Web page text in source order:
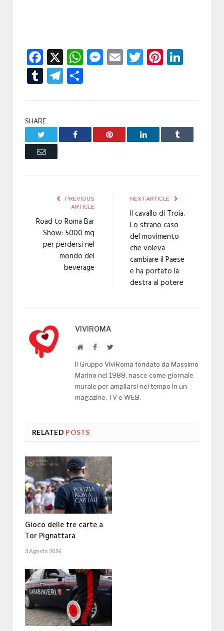
Facebook
X WhatsApp
Messenger
EmailTwitter
TumblrTelegram
SHARE.
Facebook Pinterest LinkedIn Tumblr
Email
PREVIOUS
ARTICLE
Road to Roma Bar
Show: 5000 mq
per perdersi nel
mondo del
beverage
NEXT ARTICLE
Il cavallo di Troia.
Lo strano caso
del movimento
che voleva
cambiare il Paese
e ha portato la
destra al potere
VIVIROMA
WebsiteFacebookTwitter
Il Gruppo ViviRoma fondato da Massimo
Marino nel 1988, nasce come giornale
murale per ampliarsi nel tempo in un
magazine, TV e WEB.
RELATED POSTS
Gioco delle tre carte a
Tor Pignattara
3 Agosto 2026